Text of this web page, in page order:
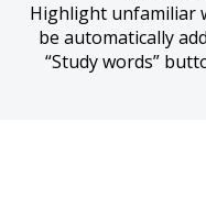
Highlight unfamiliar
be automatically
“Study words”